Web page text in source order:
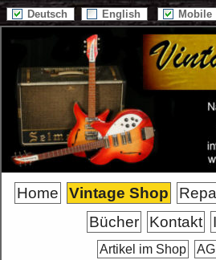
Deutsch English Mobile
Home Vintage Shop
Bücher
Kontakt
Artikel im Shop